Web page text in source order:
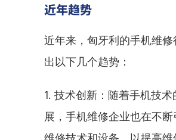
近年趋势
近年来，匈牙利的手机维修
出以下几个趋势：
1. 技术创新：随着手机技术
展，手机维修企业也在不断